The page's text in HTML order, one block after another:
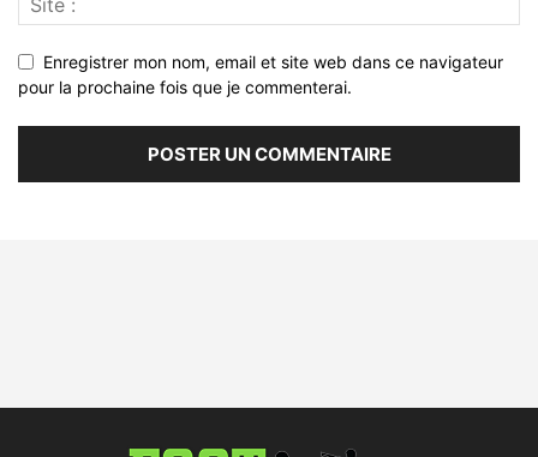
Enregistrer mon nom, email et site web dans ce navigateur
pour la prochaine fois que je commenterai.